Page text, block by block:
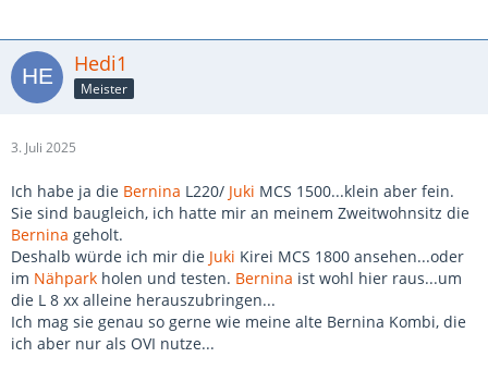
Hedi1
Meister
3. Juli 2025
Ich habe ja die Bernina L220/ Juki MCS 1500...klein aber fein.
Sie sind baugleich, ich hatte mir an meinem Zweitwohnsitz die
Bernina geholt.
Deshalb würde ich mir die Juki Kirei MCS 1800 ansehen...oder
im Nähpark holen und testen. Bernina ist wohl hier raus...um
die L 8 xx alleine herauszubringen...
Ich mag sie genau so gerne wie meine alte Bernina Kombi, die
ich aber nur als OVI nutze...